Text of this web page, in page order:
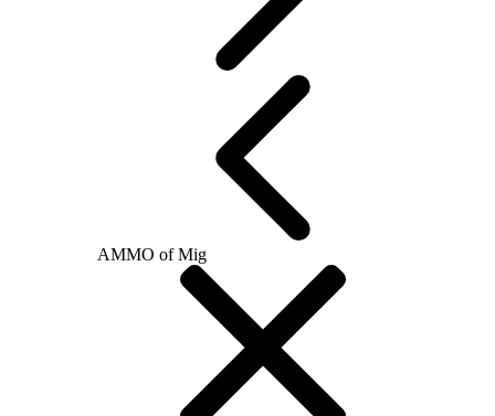
AMMO of Mig